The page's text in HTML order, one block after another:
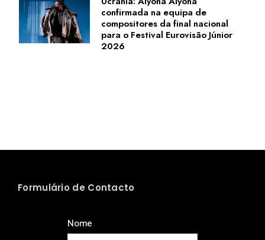
confirmada na equipa de
compositores da final nacional
para o Festival Eurovisão Júnior
2026
Formulário de Contacto
Nome